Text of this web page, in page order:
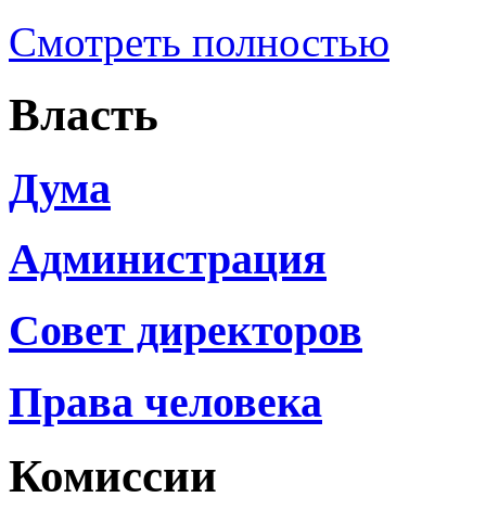
Смотреть полностью
Власть
Дума
Администрация
Совет директоров
Права человека
Комиссии